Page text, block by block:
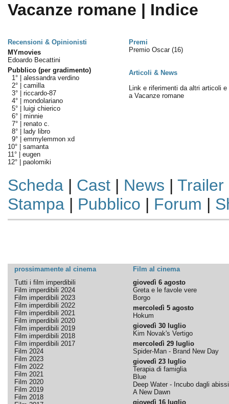
Vacanze romane | Indice
Recensioni & Opinionisti
Premi
MYmovies
Edoardo Becattini
Pubblico (per gradimento)
1° | alessandra verdino
2° | camilla
3° | riccardo-87
4° | mondolariano
5° |
luigi chierico
6° | minnie
7° | renato c.
8° |
lady libro
9° | emmylemmon xd
10° | samanta
11° | eugen
12° | paolomiki
Premio Oscar (16)
Articoli & News
Link e riferimenti da altri articoli e
a Vacanze romane
Scheda| Cast| News | Trailer
Stampa| Pubblico | Forum |
prossimamente al cinema
Film al cinema
Tutti i film imperdibili
Film imperdibili 2024
Film imperdibili 2023
Film imperdibili 2022
Film imperdibili 2021
Film imperdibili 2020
Film imperdibili 2019
Film imperdibili 2018
Film imperdibili 2017
Film 2024
Film 2023
Film 2022
Film 2021
Film 2020
Film 2019
Film 2018
giovedì 6 agosto
Greta e le favole vere
Borgo
mercoledì 5 agosto
Hokum
giovedì 30 luglio
Kim Novak's Vertigo
mercoledì 29 luglio
Spider-Man - Brand New Day
giovedì 23 luglio
Terapia di famiglia
Blue
Deep Water - Incubo dagli abissi
A New Dawn
giovedì 16 luglio